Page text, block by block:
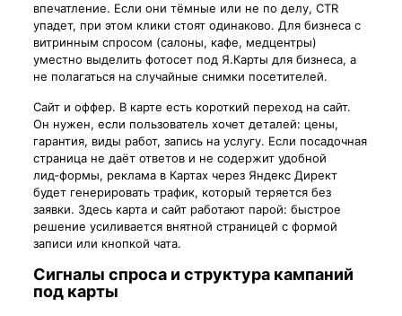
впечатление. Если они тёмные или не по делу, CTR
упадет, при этом клики стоят одинаково. Для бизнеса с
витринным спросом (салоны, кафе, медцентры)
уместно выделить фотосет под Я.Карты для бизнеса, а
не полагаться на случайные снимки посетителей.
Сайт и оффер. В карте есть короткий переход на сайт.
Он нужен, если пользователь хочет деталей: цены,
гарантия, виды работ, запись на услугу. Если посадочная
страница не даёт ответов и не содержит удобной
лид‑формы, реклама в Картах через Яндекс Директ
будет генерировать трафик, который теряется без
заявки. Здесь карта и сайт работают парой: быстрое
решение усиливается внятной страницей с формой
записи или кнопкой чата.
Сигналы спроса и структура кампаний
под карты